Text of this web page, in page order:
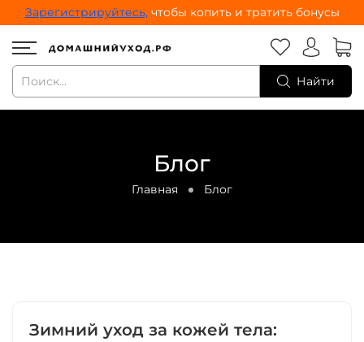
Зарегистрируйтесь,чтобы копить и тратить бонусы
Найти
Блог
Главная Блог
Зимний уход за кожей тела: